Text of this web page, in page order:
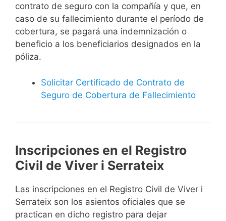
contrato de seguro con la compañía y que, en
caso de su fallecimiento durante el período de
cobertura, se pagará una indemnización o
beneficio a los beneficiarios designados en la
póliza.
Solicitar Certificado de Contrato de
Seguro de Cobertura de Fallecimiento
Inscripciones en el Registro
Civil de Viver i Serrateix
Las inscripciones en el Registro Civil de Viver i
Serrateix son los asientos oficiales que se
practican en dicho registro para dejar